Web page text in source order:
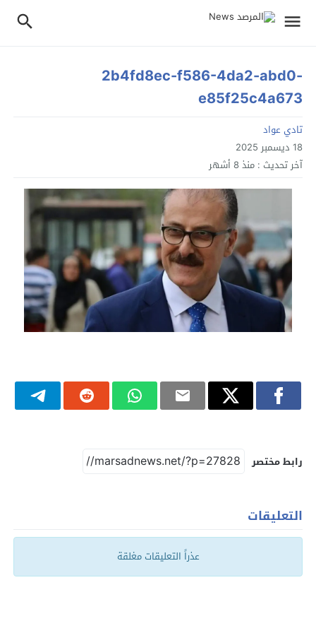
2b4fd8ec-f586-4da2-abd0-
e85f25c4a673
تادي عواد
18 ديسمبر 2025
آخر تحديث : منذ 8 أشهر
رابط مختصر
التعليقات
عذراً التعليقات مغلقة